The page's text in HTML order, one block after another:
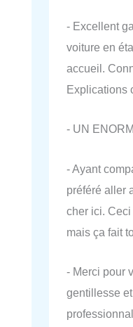
- Excellent
voiture en
accueil.
Explications
- UN
- Ayant
préféré aller
cher ici. Ceci
mais ça fait
- Merci pour
gentillesse